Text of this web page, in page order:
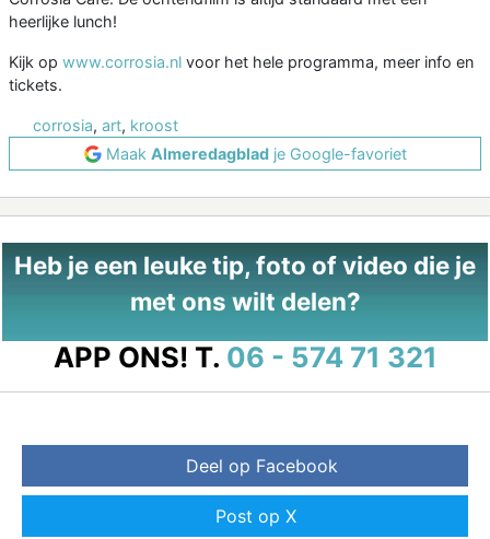
heerlijke lunch!
Kijk op www.corrosia.nl voor het hele programma, meer info en
tickets.
corrosia, art, kroost
Maak Almeredagbladje Google-favoriet
Heb je een leuke tip, foto of video die je
met ons wilt delen?
APP ONS! T. 06 - 574 71 321
Deel op Facebook
Post op X